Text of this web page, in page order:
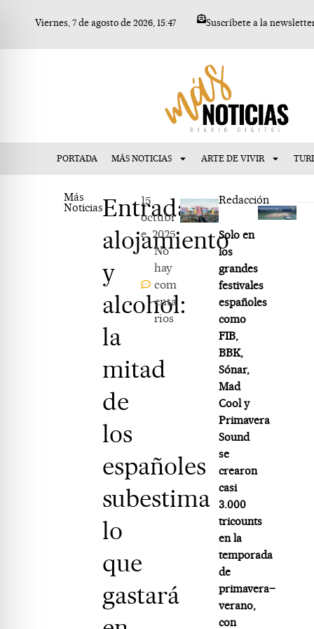
Viernes, 7 de agosto de 2026, 15:47 Suscríbete a la
PORTADA MÁS NOTICIAS ARTE DE VIVIR
Más
NoticiasEntradas,
alojamiento
y
alcohol:
la
mitad
de
los
españoles
subestima
lo
que
gastará
15
octubr
e, 2025
No
hay
com
enta
rios
Redacción
Solo en
los
grandes
festivales
españoles
como
FIB,
BBK,
Sónar,
Mad
Cool y
Primavera
Sound
se
crearon
casi
3.000
tricounts
en la
temporada
de
primavera–
verano,
con